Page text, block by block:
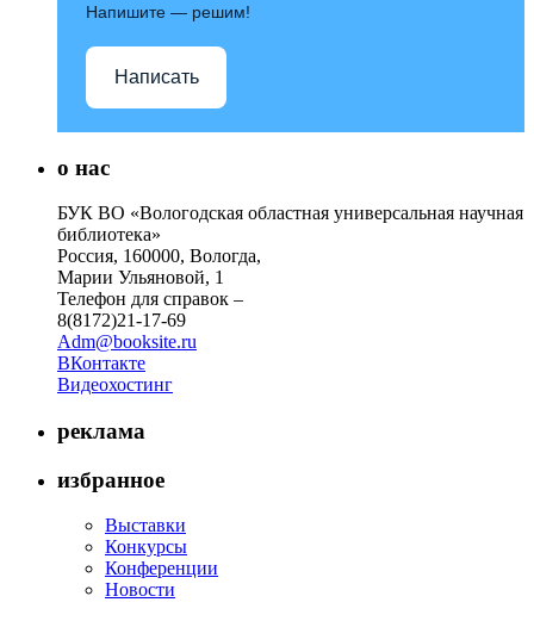
Напишите — решим!
Написать
о нас
БУК ВО «Вологодская областная универсальная научная
библиотека»
Россия, 160000, Вологда,
Марии Ульяновой, 1
Телефон для справок –
8(8172)21-17-69
Adm@booksite.ru
ВКонтакте
Видеохостинг
реклама
избранное
Выставки
Конкурсы
Конференции
Новости